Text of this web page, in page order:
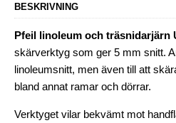
BESKRIVNING
Pfeil linoleum och träsnidarjärn
skärverktyg som ger 5 mm snitt.
linoleumsnitt, men även till att
bland annat ramar och dörrar.
Verktyget vilar bekvämt mot